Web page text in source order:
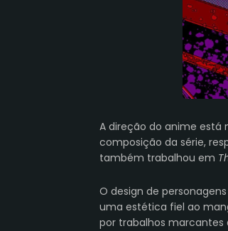
A direção do anime está
composição da série,
também trabalhou em
O design de personagens
uma estética fiel ao
por trabalhos marcantes